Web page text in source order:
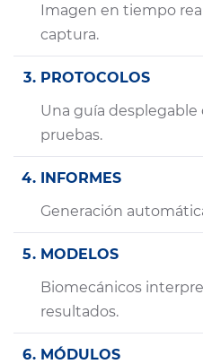
Imagen en tiempo
captura.
PROTOCOLOS
Una guía
pruebas.
INFORMES
Generación
MODELOS
Biomecánicos
resultados.
MÓDULOS